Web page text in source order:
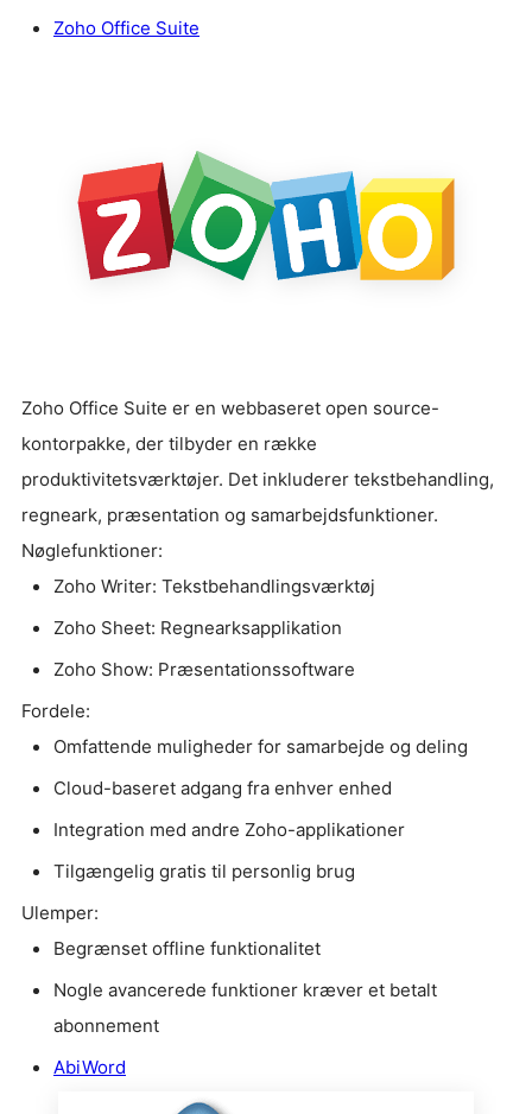
Zoho Office Suite
Zoho Office Suite er en webbaseret open source-
kontorpakke, der tilbyder en række
produktivitetsværktøjer. Det inkluderer tekstbehandling,
regneark, præsentation og samarbejdsfunktioner.
Nøglefunktioner:
Zoho Writer: Tekstbehandlingsværktøj
Zoho Sheet: Regnearksapplikation
Zoho Show: Præsentationssoftware
Fordele:
Omfattende muligheder for samarbejde og deling
Cloud-baseret adgang fra enhver enhed
Integration med andre Zoho-applikationer
Tilgængelig gratis til personlig brug
Ulemper:
Begrænset offline funktionalitet
Nogle avancerede funktioner kræver et betalt
abonnement
AbiWord